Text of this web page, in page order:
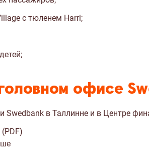
с тюленем Harri;
офисе
Swedbank в Таллинне и в Центре